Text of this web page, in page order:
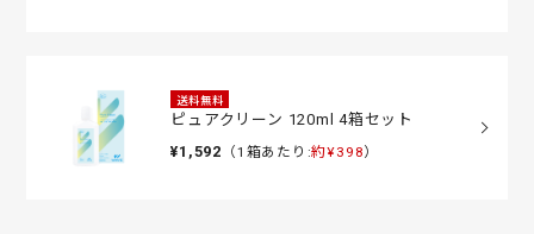
送料無料
ピュアクリーン 120ml 4箱セット
¥1,592 （1箱あたり:約¥398）